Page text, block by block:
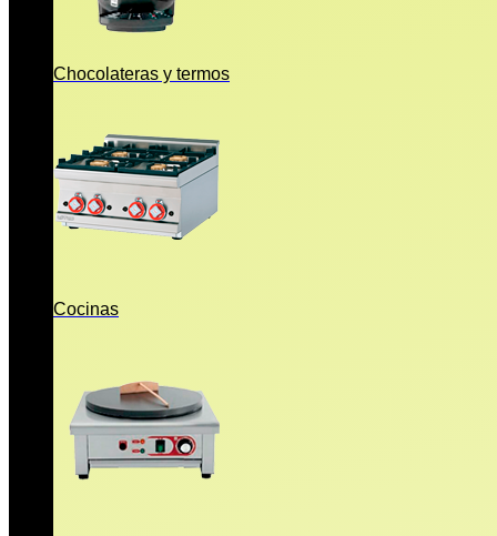
Chocolateras y termos
Cocinas